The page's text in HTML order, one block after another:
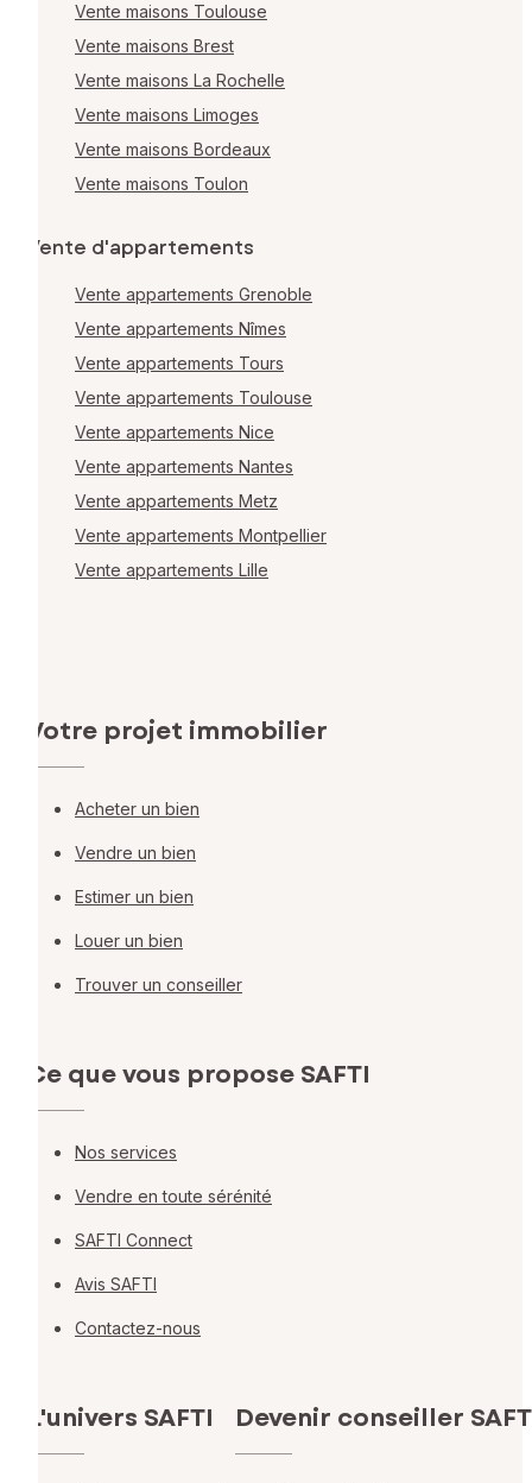
Vente maisons Toulouse
Vente maisons Brest
Vente maisons La Rochelle
Vente maisons Limoges
Vente maisons Bordeaux
Vente maisons Toulon
Vente d'appartements
Vente appartements Grenoble
Vente appartements Nîmes
Vente appartements Tours
Vente appartements Toulouse
Vente appartements Nice
Vente appartements Nantes
Vente appartements Metz
Vente appartements Montpellier
Vente appartements Lille
Votre projet immobilier
Acheter un bien
Vendre un bien
Estimer un bien
Louer un bien
Trouver un conseiller
Ce que vous propose SAFTI
Nos services
Vendre en toute sérénité
SAFTI Connect
Avis SAFTI
Contactez-nous
L'univers SAFTI Devenir conseiller